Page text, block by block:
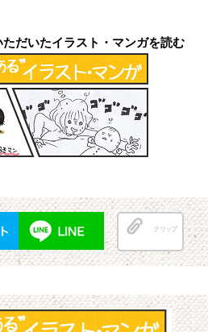
だいたイラスト・マンガを読む
クリップ